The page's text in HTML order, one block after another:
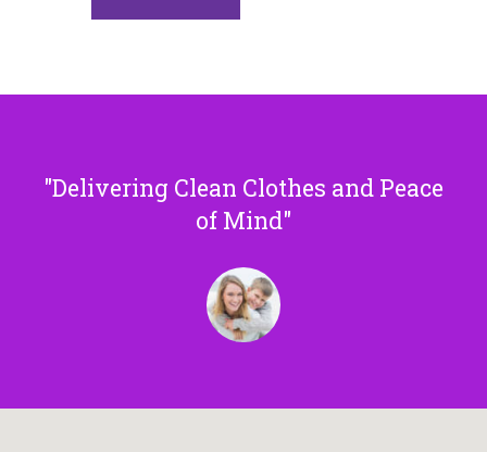
Delivering Clean Clothes and Peace
of Mind